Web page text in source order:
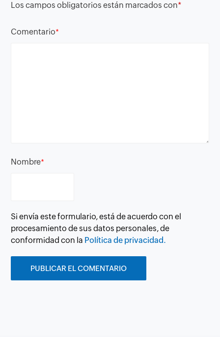
Los campos obligatorios están marcados con*
Comentario*
Nombre*
Si envía este formulario, está de acuerdo con el
procesamiento de sus datos personales, de
conformidad con la Política de privacidad.